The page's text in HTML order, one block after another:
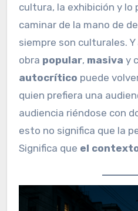
cultura, la exhibición y lo
caminar de la mano de
siempre son culturales.
obra popular, masiva y
autocrítico puede
quien prefiera una
audiencia riéndose con
esto no significa que la
Significa que el